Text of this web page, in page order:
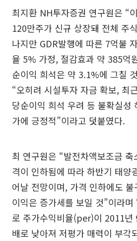
최지환 NH투자증권 연구원은 “
120만주가 신규 상장돼 전체 주
나지만 GDR발행에 따른 7억불
율 5% 가정, 절감효과 약 385억
순이익 희석은 약 3.1%에 그칠
“오히려 시설투자 자금 확보, 최
당순이익 희석 우려 등 불확실성
가에 긍정적”이라고 덧붙였다.
최 연구원은 “발전차액보조금
격이 인하됨에 따라 하반기 태양
어날 전망이며, 가격 인하에도 불
이익은 증가세를 보일 것”이라
로 주가수익비율(per)이 2011
배로 낮아져 저평가 매력이 부각